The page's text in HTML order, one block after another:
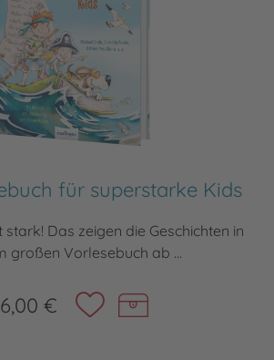
für superstarke Kids
Das zeigen die Geschichten in
großen Vorlesebuch ab ...
€